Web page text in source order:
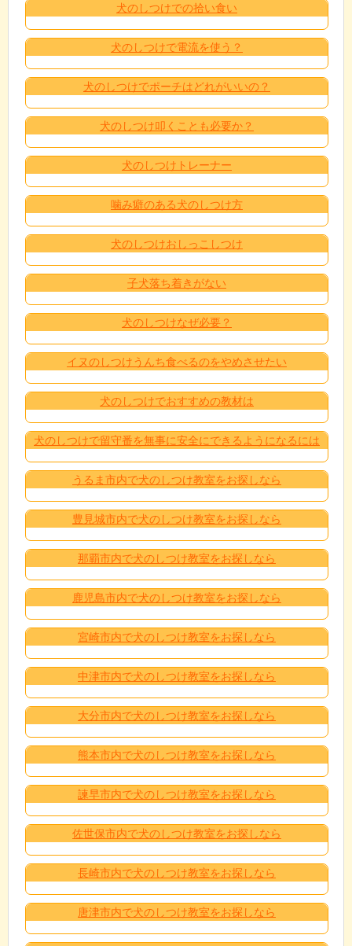
犬のしつけでの拾い食い
犬のしつけで電流を使う？
犬のしつけでポーチはどれがいいの？
犬のしつけ叩くことも必要か？
犬のしつけトレーナー
噛み癖のある犬のしつけ方
犬のしつけおしっこしつけ
子犬落ち着きがない
犬のしつけなぜ必要？
イヌのしつけうんち食べるのをやめさせたい
犬のしつけでおすすめの教材は
犬のしつけで留守番を無事に安全にできるようになるには
うるま市内で犬のしつけ教室をお探しなら
豊見城市内で犬のしつけ教室をお探しなら
那覇市内で犬のしつけ教室をお探しなら
鹿児島市内で犬のしつけ教室をお探しなら
宮崎市内で犬のしつけ教室をお探しなら
中津市内で犬のしつけ教室をお探しなら
大分市内で犬のしつけ教室をお探しなら
熊本市内で犬のしつけ教室をお探しなら
諫早市内で犬のしつけ教室をお探しなら
佐世保市内で犬のしつけ教室をお探しなら
長崎市内で犬のしつけ教室をお探しなら
唐津市内で犬のしつけ教室をお探しなら